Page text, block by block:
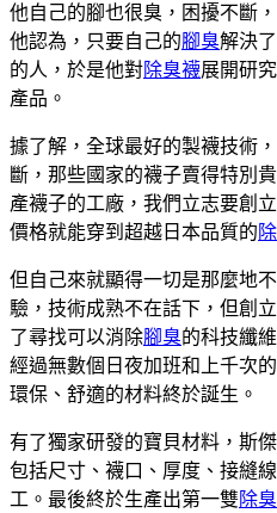
他自己的腳也很臭，困擾不斷
他認為，只要自己的腳臭解決
的人，於是他對除臭襪展開研
產品。
據了解，全球最好的製襪技術
斷，那些國家的襪子賣得特別
產襪子的工廠，我們立志要創
價格就能穿到超越日本品質的
但自己來就顯得一切是那麼地
驗，技術成熟不在話下，但創
了尋找可以消除腳臭的科技纖
經過無數個日夜加班和上千次
環保、舒適的材料終於誕生。
有了獨家研發的寶貝材料，斯
包括尺寸、襪口、厚度、接縫
工。最後終於生產出第一雙除